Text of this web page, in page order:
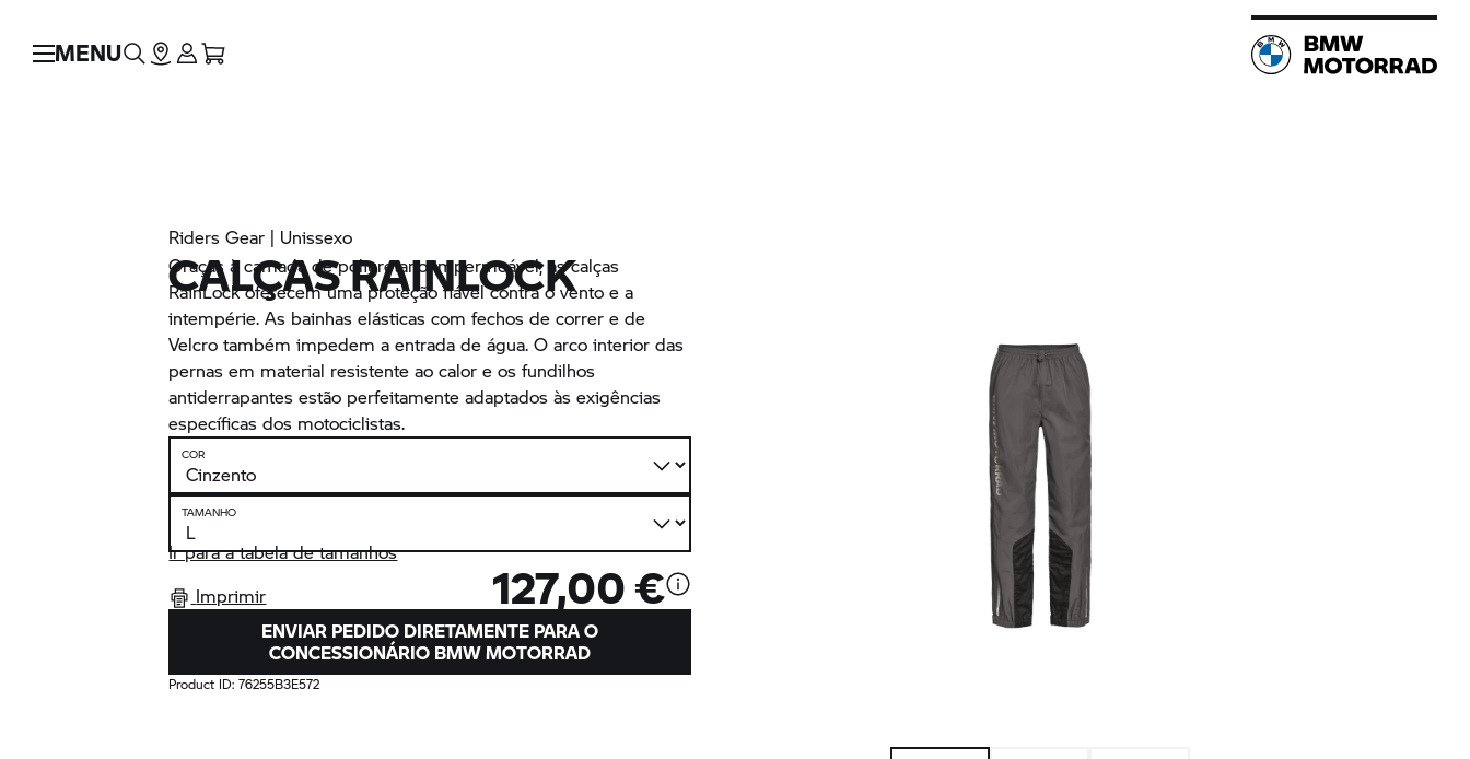
MENU
Riders Gear | Unissexo
CALÇAS RAINLOCK
Graças à camada de poliuretano impermeável, as calças
RainLock oferecem uma proteção fiável contra o vento e a
intempérie. As bainhas elásticas com fechos de correr e de
Velcro também impedem a entrada de água. O arco interior das
pernas em material resistente ao calor e os fundilhos
antiderrapantes estão perfeitamente adaptados às exigências
específicas dos motociclistas.
COR
TAMANHO
Ir para a tabela de tamanhos
Imprimir
127,00 €
ENVIAR PEDIDO DIRETAMENTE PARA O
CONCESSIONÁRIO BMW MOTORRAD
Product ID:76255B3E572